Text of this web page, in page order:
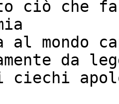
ciò che
al mondo
da
ciechi